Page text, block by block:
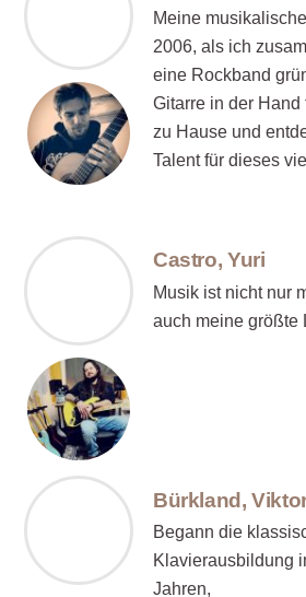
Meine
2006, als ich
eine Rockband
Gitarre in der
zu Hause und
Talent für dieses
Castro, Yuri
Musik ist nicht nur
auch meine größte
Bürkland,
Begann die
Klavierausbildung
Jahren,